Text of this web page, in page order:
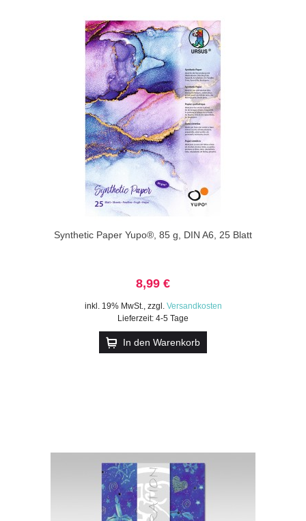
Synthetic Paper Yupo®, 85 g, DIN A6, 25 Blatt
8,99 €
inkl. 19% MwSt., zzgl. Versandkosten
Lieferzeit: 4-5 Tage
In den Warenkorb